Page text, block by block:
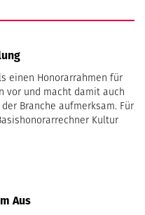
einen Honorarrahmen für
und macht damit auch
Branche aufmerksam. Für
Kultur
Aus